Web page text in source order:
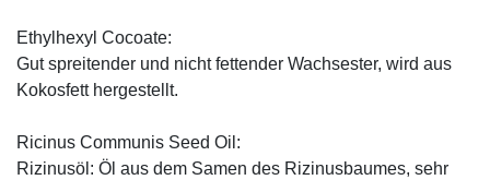
Ethylhexyl Cocoate:
Gut spreitender und nicht fettender Wachsester, wird aus
Kokosfett hergestellt.
Ricinus Communis Seed Oil:
Rizinusöl: Öl aus dem Samen des Rizinusbaumes, sehr